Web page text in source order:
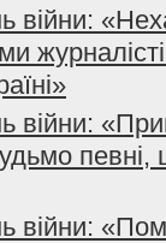
війни:
війни:
певні,
війни: